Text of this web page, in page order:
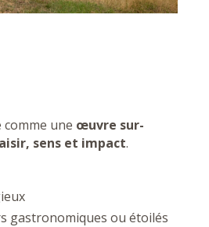
comme une œuvre sur-
sens et impact.
gastronomiques ou étoilés